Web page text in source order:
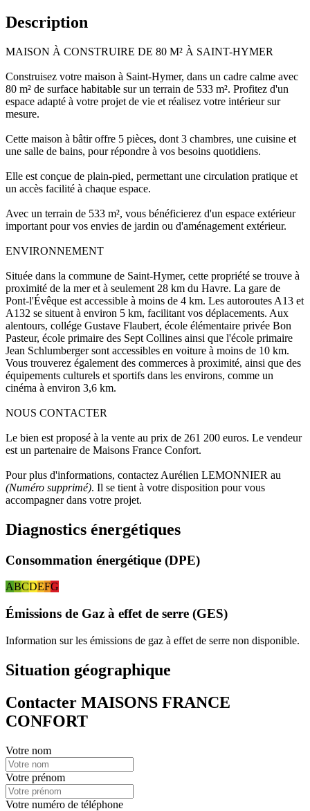
Description
MAISON À CONSTRUIRE DE 80 M² À SAINT-HYMER
Construisez votre maison à Saint-Hymer, dans un cadre calme avec
80 m² de surface habitable sur un terrain de 533 m². Profitez d'un
espace adapté à votre projet de vie et réalisez votre intérieur sur
mesure.
Cette maison à bâtir offre 5 pièces, dont 3 chambres, une cuisine et
une salle de bains, pour répondre à vos besoins quotidiens.
Elle est conçue de plain-pied, permettant une circulation pratique et
un accès facilité à chaque espace.
Avec un terrain de 533 m², vous bénéficierez d'un espace extérieur
important pour vos envies de jardin ou d'aménagement extérieur.
ENVIRONNEMENT
Située dans la commune de Saint-Hymer, cette propriété se trouve à
proximité de la mer et à seulement 28 km du Havre. La gare de
Pont-l'Évêque est accessible à moins de 4 km. Les autoroutes A13 et
A132 se situent à environ 5 km, facilitant vos déplacements. Aux
alentours, collége Gustave Flaubert, école élémentaire privée Bon
Pasteur, école primaire des Sept Collines ainsi que l'école primaire
Jean Schlumberger sont accessibles en voiture à moins de 10 km.
Vous trouverez également des commerces à proximité, ainsi que des
équipements culturels et sportifs dans les environs, comme un
cinéma à environ 3,6 km.
NOUS CONTACTER
Le bien est proposé à la vente au prix de 261 200 euros. Le vendeur
est un partenaire de Maisons France Confort.
Pour plus d'informations, contactez Aurélien LEMONNIER au
(Numéro supprimé). Il se tient à votre disposition pour vous
accompagner dans votre projet.
Diagnostics énergétiques
Consommation énergétique (DPE)
ABCDEFG
Émissions de Gaz à effet de serre (GES)
Information sur les émissions de gaz à effet de serre non disponible.
Situation géographique
Contacter MAISONS FRANCE
CONFORT
Votre nom
Votre prénom
Votre numéro de téléphone